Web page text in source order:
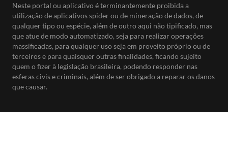
Neste portal ou aplicativo é terminantemente proibida a
utilização de aplicativos spider ou de mineração de dados, de
qualquer tipo ou espécie, além de outro aqui não tipificado, mas
que atue de modo automatizado, seja para realizar operações
massificadas, para qualquer uso seja em proveito próprio ou de
terceiros e para quaisquer outras finalidades, ficando sujeito
quem o fizer à legislação brasileira, podendo responder nas
esferas civis e criminais, além de ser obrigado a reparar os danos
que causar.